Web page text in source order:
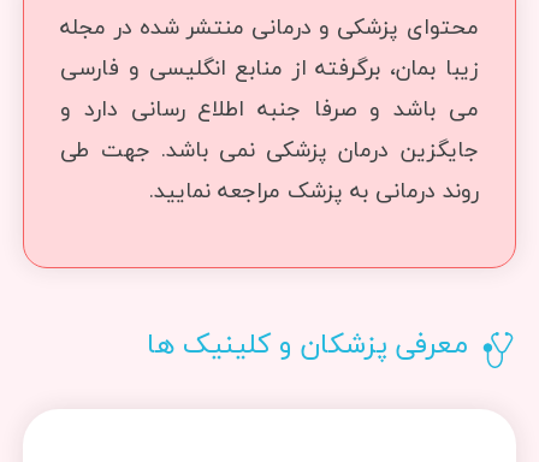
محتوای پزشکی و درمانی منتشر شده در مجله
زیبا بمان، برگرفته از منابع انگلیسی و فارسی
می باشد و صرفا جنبه اطلاع رسانی دارد و
جایگزین درمان پزشکی نمی باشد. جهت طی
روند درمانی به پزشک مراجعه نمایید.
معرفی پزشکان و کلینیک ها